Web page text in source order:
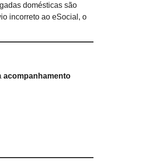
domésticas são
incorreto ao eSocial, o
acompanhamento